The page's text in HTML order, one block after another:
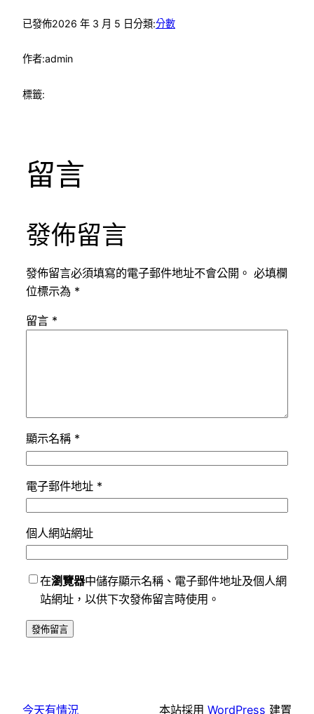
已發佈2026 年 3 月 5 日分類:分數
作者:admin
標籤:
留言
發佈留言
發佈留言必須填寫的電子郵件地址不會公開。 必填欄
位標示為 *
留言 *
顯示名稱 *
電子郵件地址 *
個人網站網址
在瀏覽器中儲存顯示名稱、電子郵件地址及個人網
站網址，以供下次發佈留言時使用。
今天有情況 本站採用 WordPress 建置